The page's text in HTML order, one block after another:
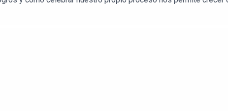
visita compartido episodios que les han ayudado muchísimo, y
y cambiado sus mañanas ☀️.En este episodio hablamos
quieres conocer más sobre nuestros podcasts visita